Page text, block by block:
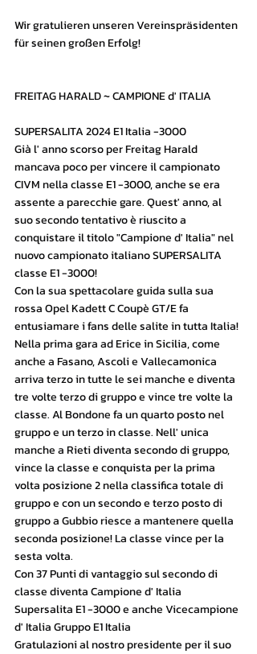
Wir gratulieren unseren Vereinspräsidenten
für seinen großen Erfolg!
FREITAG HARALD ~ CAMPIONE d' ITALIA
SUPERSALITA 2024 E1 Italia -3000
Già l' anno scorso per Freitag Harald
mancava poco per vincere il campionato
CIVM nella classe E1 -3000, anche se era
assente a parecchie gare. Quest' anno, al
suo secondo tentativo è riuscito a
conquistare il titolo "Campione d' Italia" nel
nuovo campionato italiano SUPERSALITA
classe E1 -3000!
Con la sua spettacolare guida sulla sua
rossa Opel Kadett C Coupè GT/E fa
entusiamare i fans delle salite in tutta Italia!
Nella prima gara ad Erice in Sicilia, come
anche a Fasano, Ascoli e Vallecamonica
arriva terzo in tutte le sei manche e diventa
tre volte terzo di gruppo e vince tre volte la
classe. Al Bondone fa un quarto posto nel
gruppo e un terzo in classe. Nell' unica
manche a Rieti diventa secondo di gruppo,
vince la classe e conquista per la prima
volta posizione 2 nella classifica totale di
gruppo e con un secondo e terzo posto di
gruppo a Gubbio riesce a mantenere quella
seconda posizione! La classe vince per la
sesta volta.
Con 37 Punti di vantaggio sul secondo di
classe diventa Campione d' Italia
Supersalita E1 -3000 e anche Vicecampione
d' Italia Gruppo E1 Italia
Gratulazioni al nostro presidente per il suo